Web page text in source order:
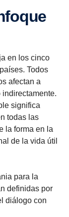
en los cinco
Todos
afectan a
significa
todas las
la forma en la
de la vida útil
para la
definidas por
diálogo con